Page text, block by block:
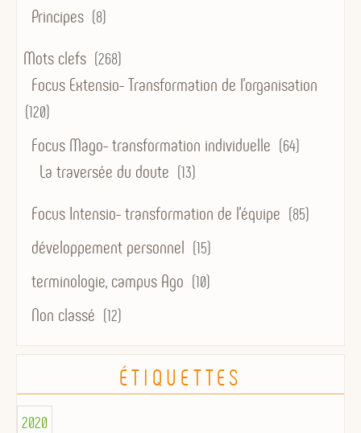
Principes (8)
Mots clefs (268)
Focus Extensio- Transformation de l'organisation
(120)
Focus Mago- transformation individuelle (64)
La traversée du doute (13)
Focus Intensio- transformation de l'équipe (85)
développement personnel (15)
terminologie, campus Ago (10)
Non classé (12)
ÉTIQUETTES
2020